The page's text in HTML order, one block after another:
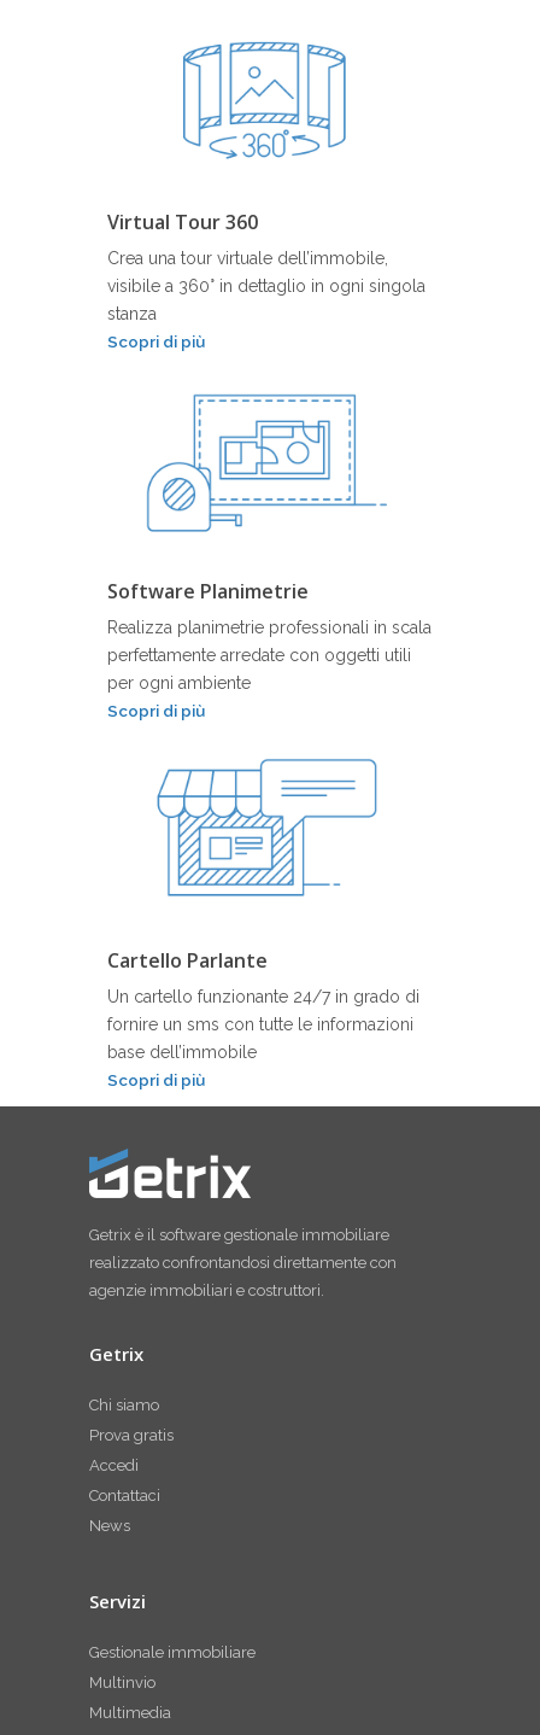
Virtual Tour 360
Crea una tour virtuale dell’immobile,
visibile a 360° in dettaglio in ogni singola
stanza
Scopri di più
Software Planimetrie
Realizza planimetrie professionali in scala
perfettamente arredate con oggetti utili
per ogni ambiente
Scopri di più
Cartello Parlante
Un cartello funzionante 24/7 in grado di
fornire un sms con tutte le informazioni
base dell’immobile
Scopri di più
Getrix è il software gestionale immobiliare
realizzato confrontandosi direttamente con
agenzie immobiliari e costruttori.
Getrix
Chi siamo
Prova gratis
Accedi
Contattaci
News
Servizi
Gestionale immobiliare
Multinvio
Multimedia